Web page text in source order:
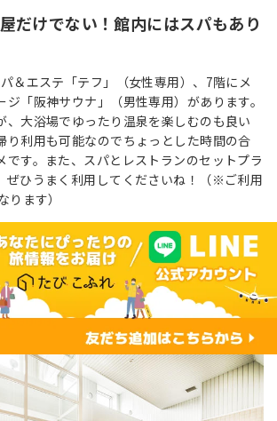
だけでない！館内にはスパもあり
＆エステ「テフ」（女性専用）、7階にメ
ジ「阪神サウナ」（男性専用）があります。
、大浴場でゆったり温泉を楽しむのも良い
り利用も可能なのでちょっとした時間の合
です。また、スパとレストランのセットプラ
ぜひうまく利用してくださいね！（※ご利用
ます）